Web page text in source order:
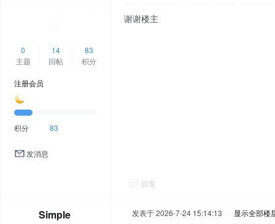
0
主题
14
回帖
83
积分
注册会员
积分 83
发消息
谢谢楼主
回复
Simple 发表于 2026-7-24 15:14:13 显示全部楼